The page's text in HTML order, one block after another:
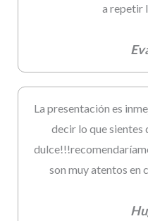
a repetir
La presentación es
decir lo que sientes
son muy atentos